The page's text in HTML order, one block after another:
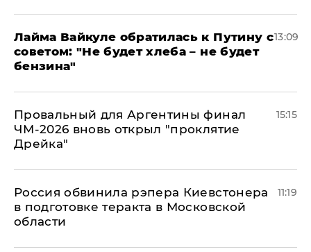
Лайма Вайкуле обратилась к Путину с
советом: "Не будет хлеба – не будет
бензина"
13:09
Провальный для Аргентины финал
ЧМ-2026 вновь открыл "проклятие
Дрейка"
15:15
Россия обвинила рэпера Киевстонера
в подготовке теракта в Московской
области
11:19